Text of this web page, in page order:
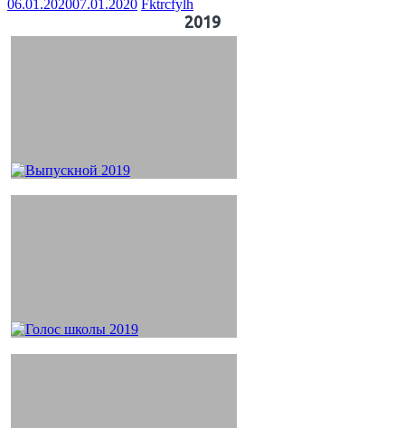
06.01.202007.01.2020 Fktrcfylh
2019